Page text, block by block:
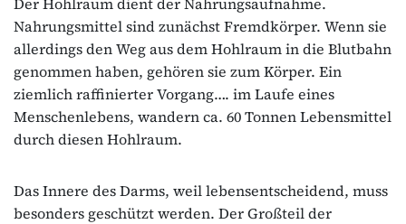
Nahrungsmittel sind zunächst Fremdkörper. Wenn sie
allerdings den Weg aus dem Hohlraum in die Blutbahn
genommen haben, gehören sie zum Körper. Ein
ziemlich raffinierter Vorgang…. im Laufe eines
Menschenlebens, wandern ca. 60 Tonnen Lebensmittel
durch diesen Hohlraum.
Das Innere des Darms, weil lebensentscheidend, muss
besonders geschützt werden. Der Großteil der